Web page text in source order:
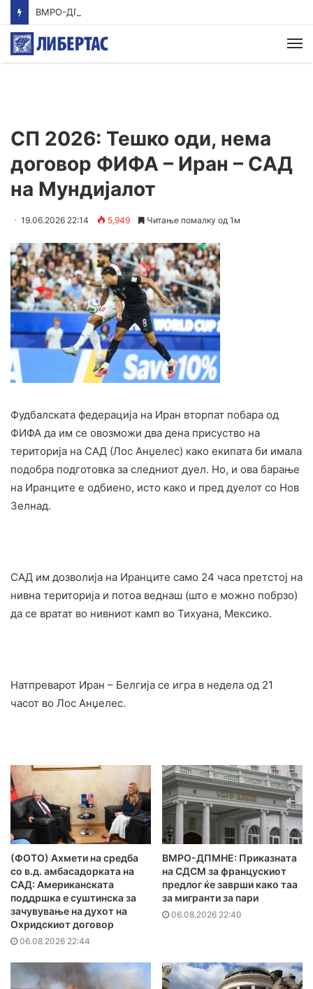
СП 2026: Тешко оди, нема
договор ФИФА – Иран – САД
на Мундијалот
19.06.2026 22:14 5,949 Читање помалку од 1м
Фудбалската федерација на Иран вторпат побара од
ФИФА да им се овозможи два дена присуство на
територија на САД (Лос Анџелес) како екипата би имала
подобра подготовка за следниот дуел. Но, и ова барање
на Иранците е одбиено, исто како и пред дуелот со Нов
Зелнад.
САД им дозволија на Иранците само 24 часа претстој на
нивна територија и потоа веднаш (што е можно побрзо)
да се вратат во нивниот камп во Тихуана, Мексико.
Натпреварот Иран – Белгија се игра в недела од 21
часот во Лос Анџелес.
(ФОТО) Ахмети на средба
со в.д. амбасадорката на
САД: Американската
поддршка е суштинска за
зачувување на духот на
Охридскиот договор
06.08.2026 22:44
ВМРО-ДПМНЕ: Приказната
на СДСМ за францускиот
предлог ќе заврши како таа
за мигранти за пари
06.08.2026 22:40